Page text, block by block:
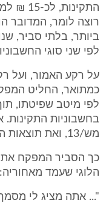
רוצה לומר, המדובר
ביותר, בלתי סביר,
לפי שני סוגי
על רקע האמור, ועל
כמתואר, החליט
לפי מיטב שפיטתו,
בחשבוניות
מש/13, ואת תוצאות החישובים, בטבלה מש/12.
כך הסביר המפקח את
הלוגי שעמד מאחוריה: